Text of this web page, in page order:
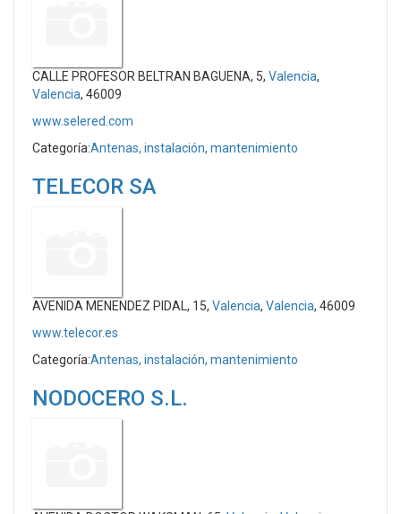
CALLE PROFESOR BELTRAN BAGUENA, 5, Valencia,
Valencia, 46009
www.selered.com
Categoría:Antenas, instalación, mantenimiento
TELECOR SA
AVENIDA MENENDEZ PIDAL, 15, Valencia, Valencia, 46009
www.telecor.es
Categoría:Antenas, instalación, mantenimiento
NODOCERO S.L.